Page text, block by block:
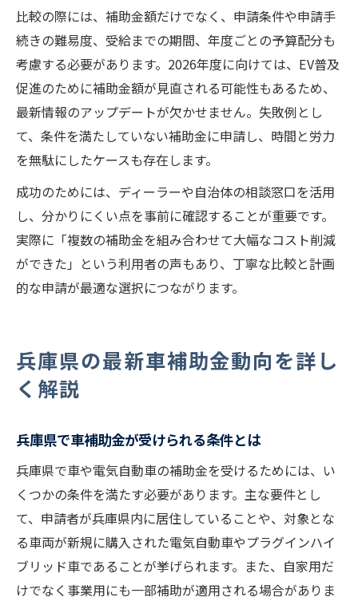
比較の際には、補助金額だけでなく、申請条件や申請手
続きの難易度、受給までの期間、年度ごとの予算配分も
考慮する必要があります。2026年度に向けては、EV普及
促進のために補助金額が見直される可能性もあるため、
最新情報のアップデートが欠かせません。失敗例とし
て、条件を満たしていない補助金に申請し、時間と労力
を無駄にしたケースも存在します。
成功のためには、ディーラーや自治体の相談窓口を活用
し、分かりにくい点を事前に確認することが重要です。
実際に「複数の補助金を組み合わせて大幅なコスト削減
ができた」という利用者の声もあり、丁寧な比較と計画
的な申請が最適な選択につながります。
兵庫県の最新車補助金動向を詳し
く解説
兵庫県で車補助金が受けられる条件とは
兵庫県で車や電気自動車の補助金を受けるためには、い
くつかの条件を満たす必要があります。主な要件とし
て、申請者が兵庫県内に居住していることや、対象とな
る車両が新規に購入された電気自動車やプラグインハイ
ブリッド車であることが挙げられます。また、自家用だ
けでなく事業用にも一部補助が適用される場合がありま